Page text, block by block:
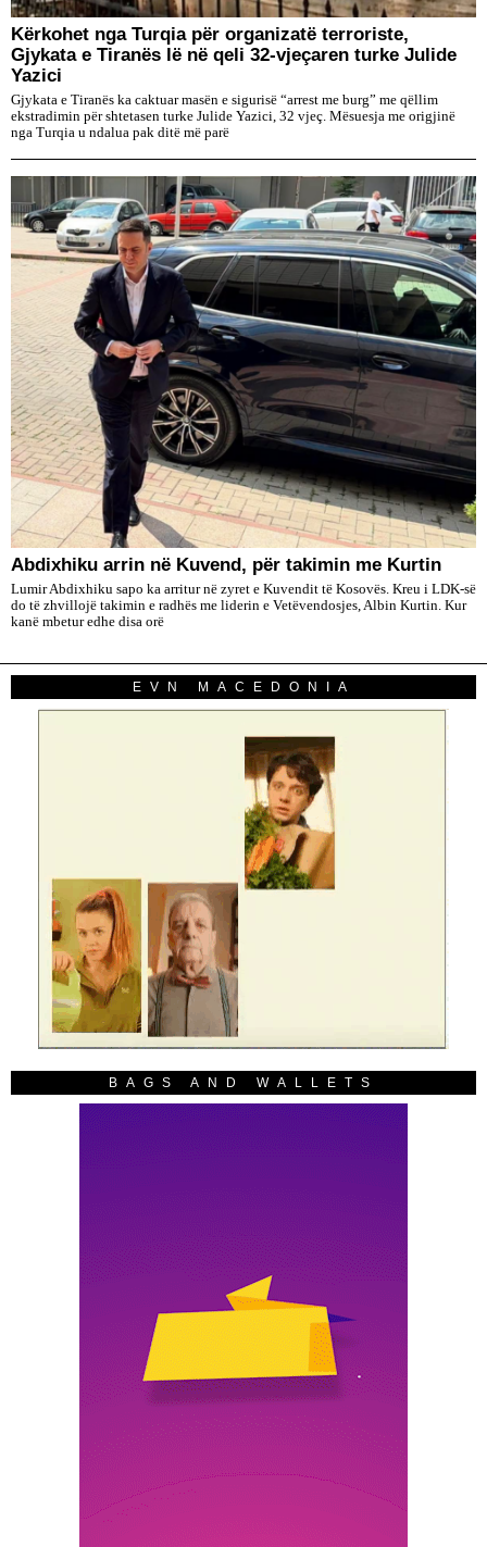
Kërkohet nga Turqia për organizatë terroriste,
Gjykata e Tiranës lë në qeli 32-vjeçaren turke Julide
Yazici
Gjykata e Tiranës ka caktuar masën e sigurisë “arrest me burg” me qëllim
ekstradimin për shtetasen turke Julide Yazici, 32 vjeç. Mësuesja me origjinë
nga Turqia u ndalua pak ditë më parë
Abdixhiku arrin në Kuvend, për takimin me Kurtin
Lumir Abdixhiku sapo ka arritur në zyret e Kuvendit të Kosovës. Kreu i LDK-së
do të zhvillojë takimin e radhës me liderin e Vetëvendosjes, Albin Kurtin. Kur
kanë mbetur edhe disa orë
EVN MACEDONIA
BAGS AND WALLETS